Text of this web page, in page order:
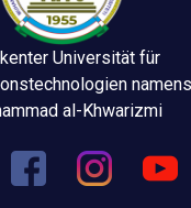
Universität für
namens
al-Khwarizmi